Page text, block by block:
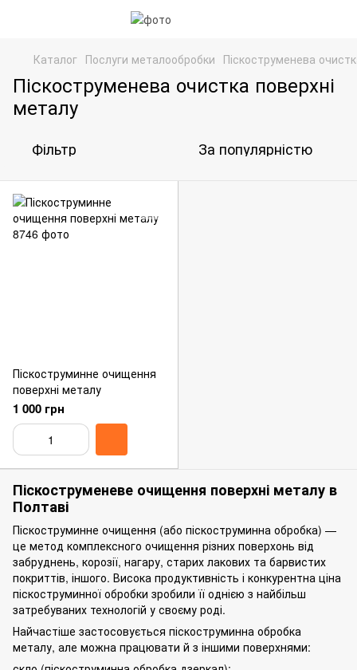
Каталог Послуги металообробки Піскоструменева
Піскоструменева очистка поверхні
металу
Фільтр За популярністю
Піскоструминне очищення
поверхні металу
1 000 грн
Піскоструменеве очищення поверхні металу в
Полтаві
Піскоструминне очищення (або піскоструминна обробка) —
це метод комплексного очищення різних поверхонь від
забруднень, корозії, нагару, старих лакових та барвистих
покриттів, іншого. Висока продуктивність і конкурентна ціна
піскоструминної обробки зробили її однією з найбільш
затребуваних технологій у своєму роді.
Найчастіше застосовується піскоструминна обробка
металу, але можна працювати й з іншими поверхнями: